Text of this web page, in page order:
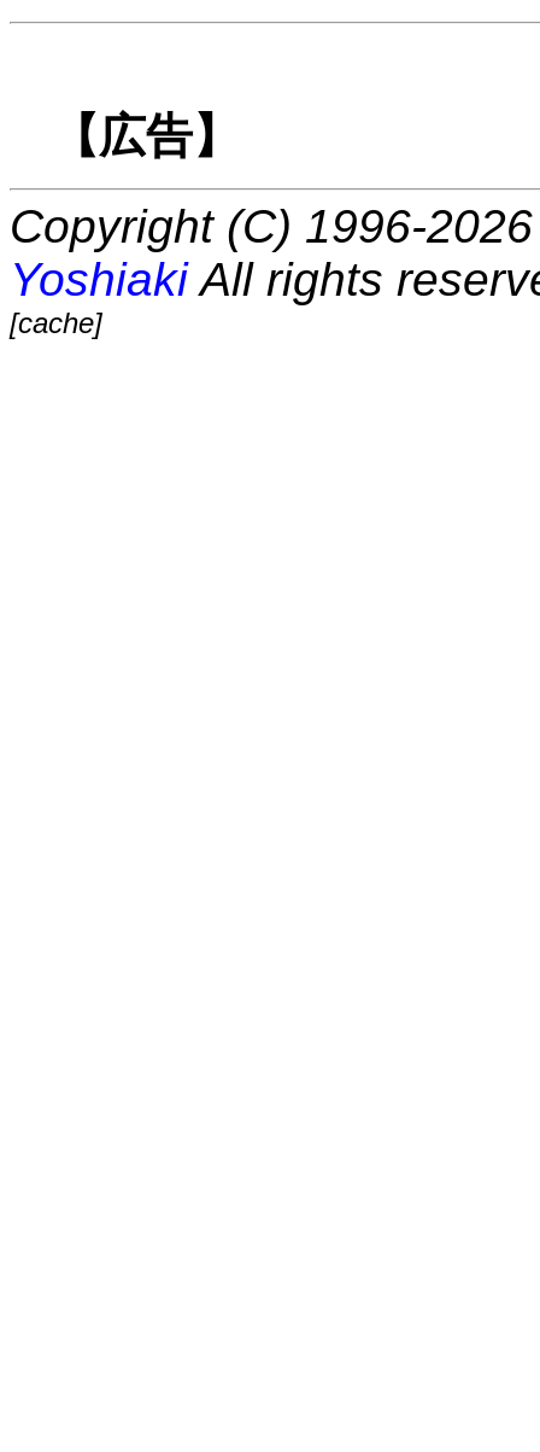
【広告】
Copyright (C) 1996-
YoshiakiAll rights
[cache]